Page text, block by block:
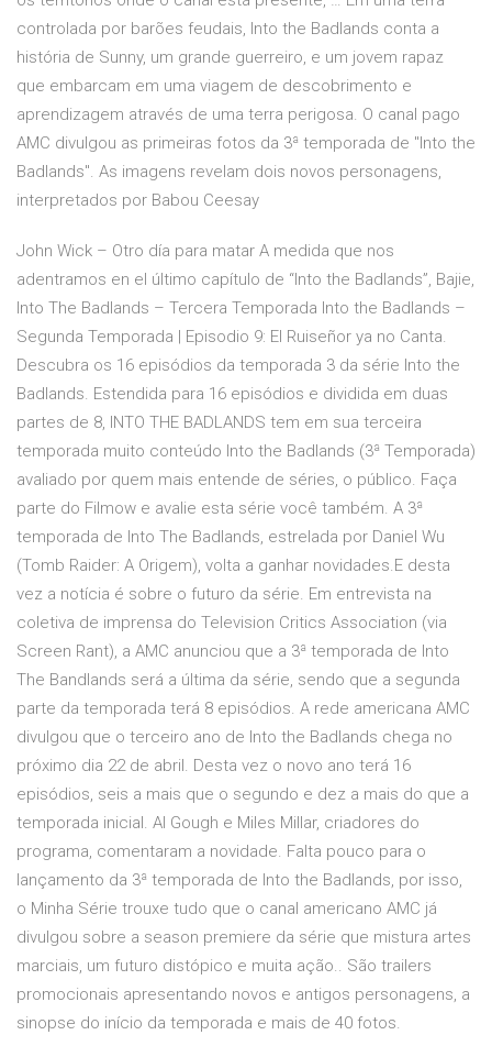
controlada por barões feudais, Into the Badlands conta a
história de Sunny, um grande guerreiro, e um jovem rapaz
que embarcam em uma viagem de descobrimento e
aprendizagem através de uma terra perigosa. O canal pago
AMC divulgou as primeiras fotos da 3ª temporada de "Into the
Badlands". As imagens revelam dois novos personagens,
interpretados por Babou Ceesay
John Wick – Otro día para matar A medida que nos
adentramos en el último capítulo de “Into the Badlands”, Bajie,
Into The Badlands – Tercera Temporada Into the Badlands –
Segunda Temporada | Episodio 9: El Ruiseñor ya no Canta.
Descubra os 16 episódios da temporada 3 da série Into the
Badlands. Estendida para 16 episódios e dividida em duas
partes de 8, INTO THE BADLANDS tem em sua terceira
temporada muito conteúdo Into the Badlands (3ª Temporada)
avaliado por quem mais entende de séries, o público. Faça
parte do Filmow e avalie esta série você também. A 3ª
temporada de Into The Badlands, estrelada por Daniel Wu
(Tomb Raider: A Origem), volta a ganhar novidades.E desta
vez a notícia é sobre o futuro da série. Em entrevista na
coletiva de imprensa do Television Critics Association (via
Screen Rant), a AMC anunciou que a 3ª temporada de Into
The Bandlands será a última da série, sendo que a segunda
parte da temporada terá 8 episódios. A rede americana AMC
divulgou que o terceiro ano de Into the Badlands chega no
próximo dia 22 de abril. Desta vez o novo ano terá 16
episódios, seis a mais que o segundo e dez a mais do que a
temporada inicial. Al Gough e Miles Millar, criadores do
programa, comentaram a novidade. Falta pouco para o
lançamento da 3ª temporada de Into the Badlands, por isso,
o Minha Série trouxe tudo que o canal americano AMC já
divulgou sobre a season premiere da série que mistura artes
marciais, um futuro distópico e muita ação.. São trailers
promocionais apresentando novos e antigos personagens, a
sinopse do início da temporada e mais de 40 fotos.